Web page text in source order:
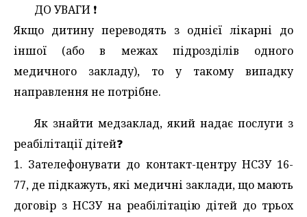
ДО УВАГИ ❗️
Якщо дитину переводять з однієї лікарні до
іншої (або в межах підрозділів одного
медичного закладу), то у такому випадку
направлення не потрібне.
Як знайти медзаклад, який надає послуги з
реабілітації дітей❓️
1. Зателефонувати до контакт-центру НСЗУ 16-
77, де підкажуть, які медичні заклади, що мають
договір з НСЗУ на реабілітацію дітей до трьох